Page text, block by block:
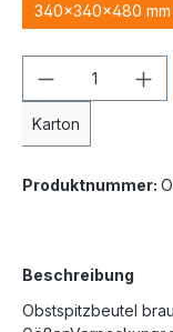
340x340x480 mm
Karton
Produktnummer:
Beschreibung
Obstspitzbeutel